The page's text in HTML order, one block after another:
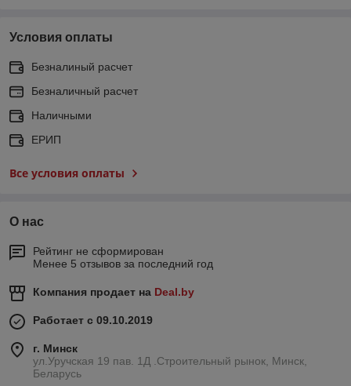
Условия оплаты
Безналиный расчет
Безналичный расчет
Наличными
ЕРИП
Все условия оплаты
О нас
Рейтинг не сформирован
Менее 5 отзывов за последний год
Компания продает на Deal.by
Работает с 09.10.2019
г. Минск
ул.Уручская 19 пав. 1Д .Строительный рынок, Минск,
Беларусь